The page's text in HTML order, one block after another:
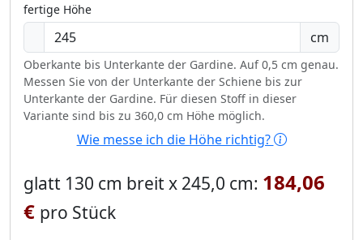
fertige Höhe
cm
Oberkante bis Unterkante der Gardine. Auf 0,5 cm genau.
Messen Sie von der Unterkante der Schiene bis zur
Unterkante der Gardine. Für diesen Stoff in dieser
Variante sind bis zu 360,0 cm Höhe möglich.
Wie messe ich die Höhe richtig?
glatt 130 cm breit x 245,0 cm: 184,06
€ pro Stück